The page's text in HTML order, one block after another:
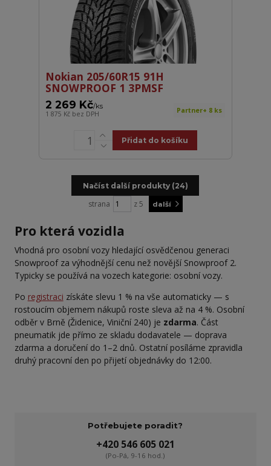
Nokian 205/60R15 91H
SNOWPROOF 1 3PMSF
2 269 Kč/ks
1 875 Kč bez DPH Partner+ 8 ks
Přidat do košíku
Načíst další produkty (24)
strana z 5 další
Pro která vozidla
Vhodná pro osobní vozy hledající osvědčenou generaci
Snowproof za výhodnější cenu než novější Snowproof 2.
Typicky se používá na vozech kategorie: osobní vozy.
Po registraci získáte slevu 1 % na vše automaticky — s
rostoucím objemem nákupů roste sleva až na 4 %. Osobní
odběr v Brně (Židenice, Viniční 240) je zdarma. Část
pneumatik jde přímo ze skladu dodavatele — doprava
zdarma a doručení do 1–2 dnů. Ostatní posíláme zpravidla
druhý pracovní den po přijetí objednávky do 12:00.
Potřebujete poradit?
+420 546 605 021
(Po-Pá, 9-16 hod.)